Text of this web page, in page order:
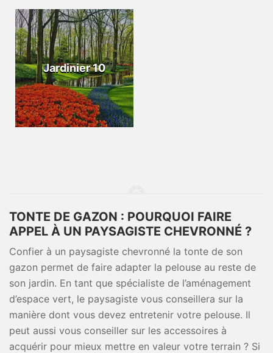
Jardinier 10
TONTE DE GAZON : POURQUOI FAIRE
APPEL À UN PAYSAGISTE CHEVRONNÉ ?
Confier à un paysagiste chevronné la tonte de son
gazon permet de faire adapter la pelouse au reste de
son jardin. En tant que spécialiste de l’aménagement
d’espace vert, le paysagiste vous conseillera sur la
manière dont vous devez entretenir votre pelouse. Il
peut aussi vous conseiller sur les accessoires à
acquérir pour mieux mettre en valeur votre terrain ? Si